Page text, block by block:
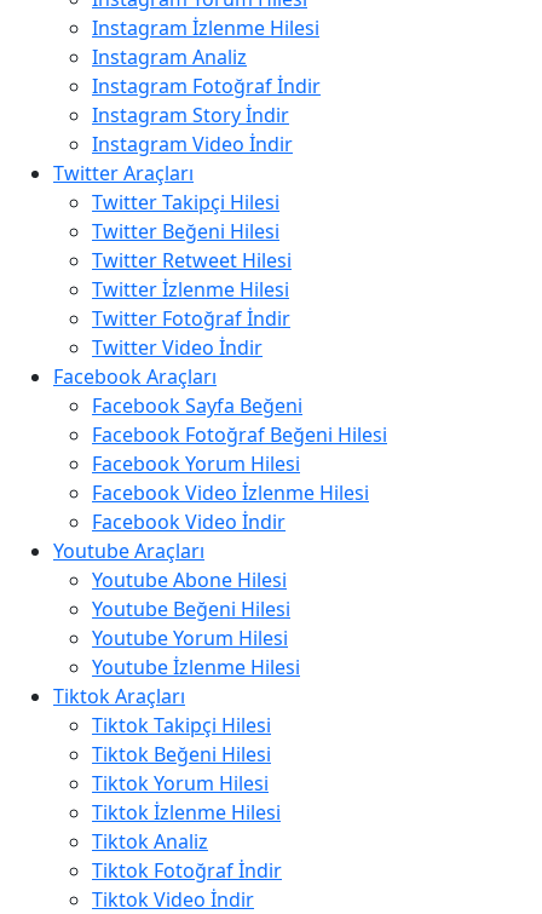
Instagram İzlenme Hilesi
Instagram Analiz
Instagram Fotoğraf İndir
Instagram Story İndir
Instagram Video İndir
Twitter Araçları
Twitter Takipçi Hilesi
Twitter Beğeni Hilesi
Twitter Retweet Hilesi
Twitter İzlenme Hilesi
Twitter Fotoğraf İndir
Twitter Video İndir
Facebook Araçları
Facebook Sayfa Beğeni
Facebook Fotoğraf Beğeni Hilesi
Facebook Yorum Hilesi
Facebook Video İzlenme Hilesi
Facebook Video İndir
Youtube Araçları
Youtube Abone Hilesi
Youtube Beğeni Hilesi
Youtube Yorum Hilesi
Youtube İzlenme Hilesi
Tiktok Araçları
Tiktok Takipçi Hilesi
Tiktok Beğeni Hilesi
Tiktok Yorum Hilesi
Tiktok İzlenme Hilesi
Tiktok Analiz
Tiktok Fotoğraf İndir
Tiktok Video İndir